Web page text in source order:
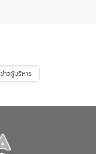
ข่าวผู้บริหาร